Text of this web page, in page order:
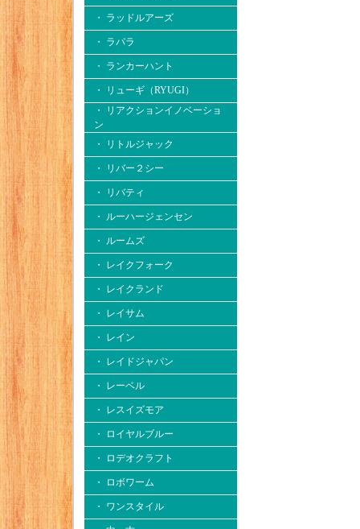
・ ラッドルアーズ
・ ラパラ
・ ランカーハント
・ リューギ（RYUGI）
・ リアクションイノベーショ
ン
・ リトルジャック
・ リバー２シー
・ リバティ
・ ルーハージェンセン
・ ルームズ
・ レイクフォーク
・ レイクランド
・ レイサム
・ レイン
・ レイドジャパン
・ レーベル
・ レスイズモア
・ ロイヤルブルー
・ ロデオクラフト
・ ロボワーム
・ ワンスタイル